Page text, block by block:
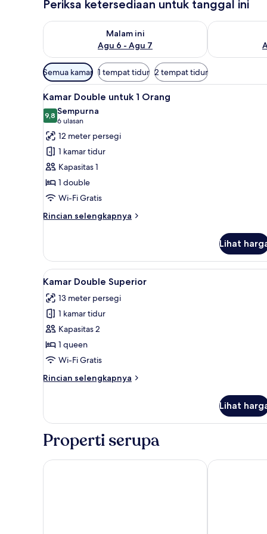
Periksa ketersediaan untuk tanggal ini
Malam ini
Agu 6 - Agu 7
Periksa ketersediaan untuk malam ini Agu 6 - Agu 7
Periksa
Filter
tersedia
untuk
kamar
Semua kamar 1 tempat tidur 2 tempat tidur
Lihat
semua
foto
untuk
Kamar
Double
untuk
1
Orang
Brankas, meja kerja, Wi-Fi
13
Kamar Double untuk 1 Orang
9,89,8 dari 10
Sempurna
6 ulasan
(6
ulasan)
12 meter persegi
1 kamar tidur
Kapasitas 1
1 double
Wi-Fi Gratis
Rincian selengkapnya
Rincian
Kamar
Double
untuk
Orang
Lihat
Lihat
semua
foto
untuk
Kamar
Double
Superior
Kamar Double Superior |
12
Kamar Double Superior
13 meter persegi
1 kamar tidur
Kapasitas 2
1 queen
Wi-Fi Gratis
Rincian selengkapnya
Rincian
Kamar
Superior
Lihat
Properti serupa
Hôtel Le Quartier Bercy Square CAMPANILE